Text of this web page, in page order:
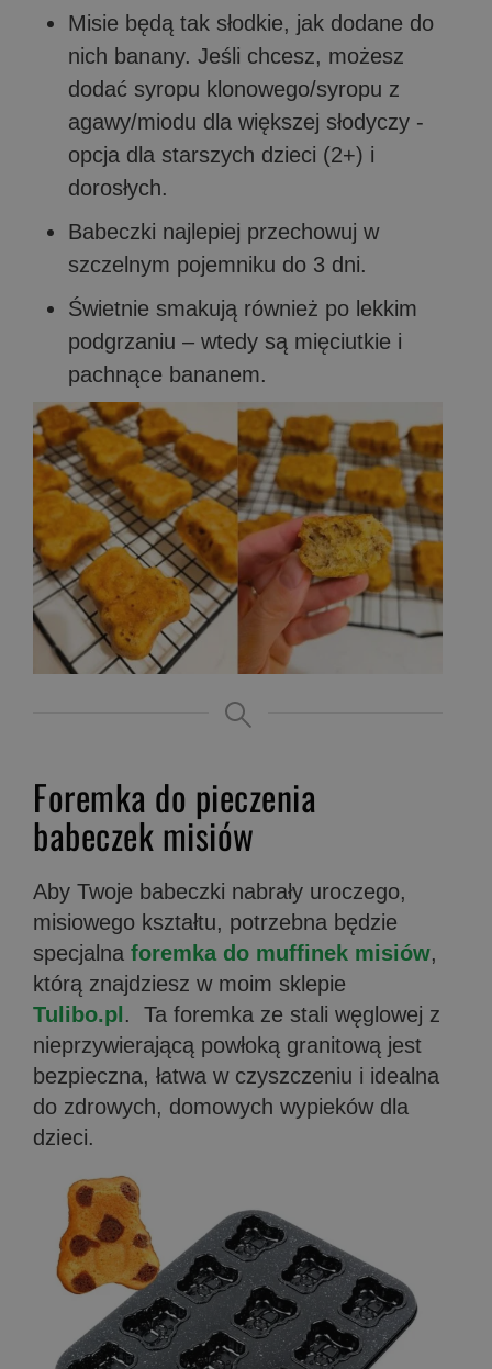
Misie będą tak słodkie, jak dodane do
nich banany. Jeśli chcesz, możesz
dodać syropu klonowego/syropu z
agawy/miodu dla większej słodyczy -
opcja dla starszych dzieci (2+) i
dorosłych.
Babeczki najlepiej przechowuj w
szczelnym pojemniku do 3 dni.
Świetnie smakują również po lekkim
podgrzaniu – wtedy są mięciutkie i
pachnące bananem.
Foremka do pieczenia
babeczek misiów
Aby Twoje babeczki nabrały uroczego,
misiowego kształtu, potrzebna będzie
specjalna foremka do muffinek misiów,
którą znajdziesz w moim sklepie
Tulibo.pl . Ta foremka ze stali węglowej z
nieprzywierającą powłoką granitową jest
bezpieczna, łatwa w czyszczeniu i idealna
do zdrowych, domowych wypieków dla
dzieci.